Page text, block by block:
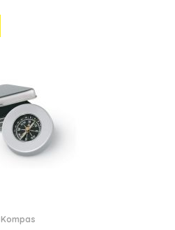
Kompas